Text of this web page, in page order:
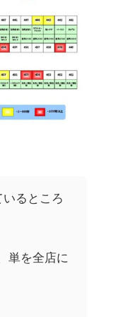
るところ
単を全店に